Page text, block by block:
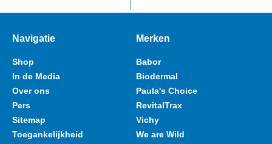
Navigatie
Shop
In de Media
Over ons
Pers
Sitemap
Toegankelijkheid
Merken
Babor
Biodermal
Paula's Choice
RevitalTrax
Vichy
We are Wild